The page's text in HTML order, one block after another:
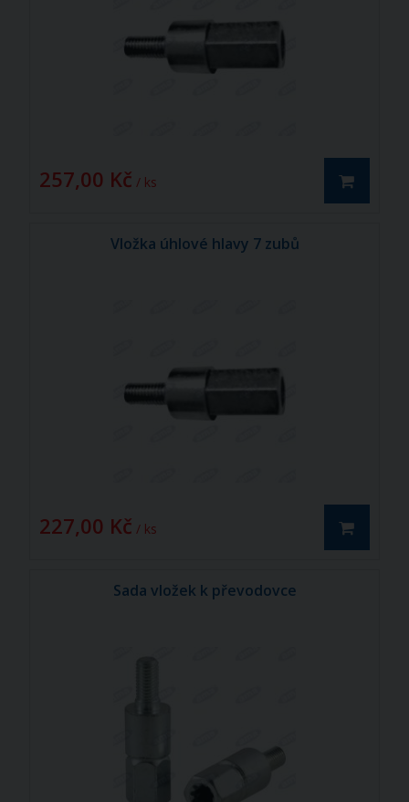
257,00 Kč / ks
Vložka úhlové hlavy 7 zubů
227,00 Kč / ks
Sada vložek k převodovce